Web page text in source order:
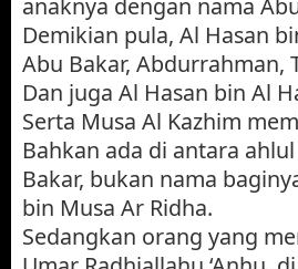
Demikian pula, Al Hasan
Abu Bakar, Abdurrahman,
Dan juga Al Hasan bin Al
Serta Musa Al Kazhim
Bahkan ada di antara
Bakar, bukan nama
bin Musa Ar Ridha.
Sedangkan orang yang